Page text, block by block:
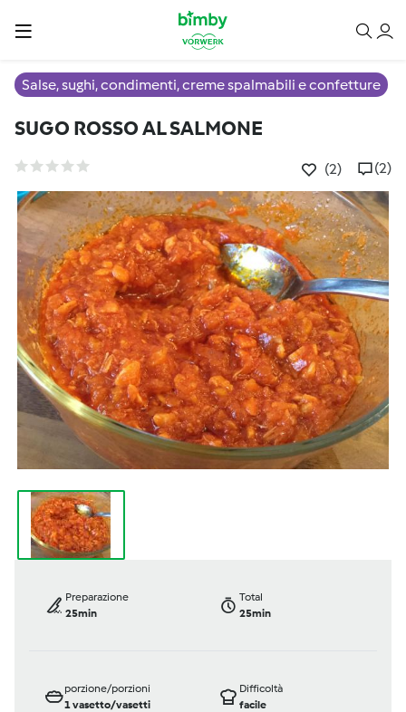
Salse, sughi, condimenti, creme spalmabili e confetture
SUGO ROSSO AL SALMONE
(2) (2)
Preparazione
25min
Total
25min
porzione/porzioni
1vasetto/vasetti
Difficoltà
facile